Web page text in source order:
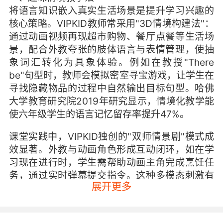
将语言知识嵌入真实生活场景是提升学习兴趣的
核心策略。VIPKID教师常采用"3D情境构建法"：
通过动画视频再现超市购物、餐厅点餐等生活场
景，配合外教夸张的肢体语言与表情管理，使抽
象词汇转化为具象体验。例如在教授"There
be"句型时，教师会模拟密室寻宝游戏，让学生在
寻找隐藏物品的过程中自然输出目标句型。哈佛
大学教育研究院2019年研究显示，情境化教学能
使六年级学生的语言记忆留存率提升47%。
课堂实践中，VIPKID独创的"双师情景剧"模式成
效显著。外教与动画角色形成互动闭环，如在学
习现在进行时，学生需帮助动画主角完成烹饪任
务，通过实时弹幕提交指令。这种多模态刺激有
效调动视觉、听觉与动觉协同参与，北京师范大
展开更多